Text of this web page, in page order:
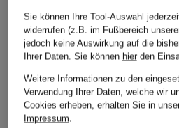
Sie können Ihre Tool-Auswahl
widerrufen (z.B. im Fußbereich
jedoch keine Auswirkung auf die
Ihrer Daten. Sie können hierden
Weitere Informationen zu den
Verwendung Ihrer Daten, welche wir
Cookies erheben, erhalten Sie in
Impressum.